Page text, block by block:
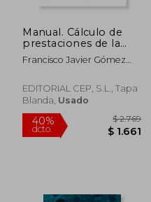
Manual. Cálculo de
prestaciones de la
Seguridad Social
(UF0342). Certificados
Gestión integrada de
recursos humanos
Francisco Javier Gómez
EDITORIAL CEP, S.L., Tapa
Blanda, Usado